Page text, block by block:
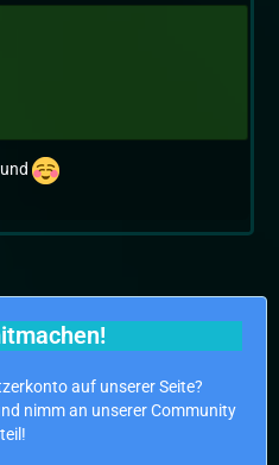
auf unserer Seite?
nimm an unserer Community
teil!